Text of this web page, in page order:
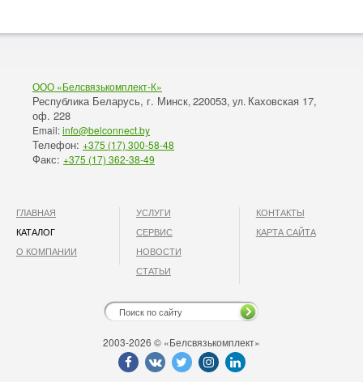
ООО «Белсвязькомплект-К»
Республика Беларусь, г. Минск, 220053, ул. Каховская 17,
оф. 228
Email:info@belconnect.by
Телефон: +375 (17) 300-58-48
Факс: +375 (17) 362-38-49
ГЛАВНАЯ
КАТАЛОГ
О КОМПАНИИ
УСЛУГИ
СЕРВИС
НОВОСТИ
СТАТЬИ
КОНТАКТЫ
КАРТА САЙТА
2003-2026 © «Белсвязькомплект»